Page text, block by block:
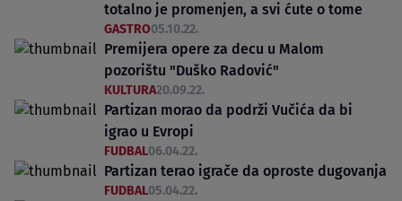
totalno je promenjen, a svi ćute o tome
GASTRO05.10.22.
Premijera opere za decu u Malom
pozorištu "Duško Radović"
KULTURA20.09.22.
Partizan morao da podrži Vučića da bi
igrao u Evropi
FUDBAL06.04.22.
Partizan terao igrače da oproste dugovanja
FUDBAL05.04.22.